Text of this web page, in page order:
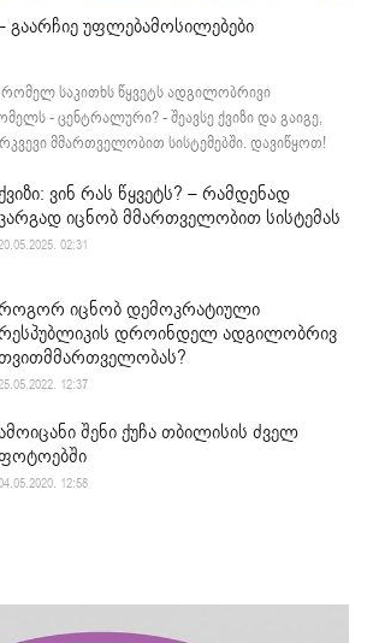
გაარჩიე უფლებამოსილებები
საკითხს წყვეტს ადგილობრივი
- ცენტრალური? - შეავსე ქვიზი და გაიგე,
მმართველობით სისტემებში. დავიწყოთ!
ვინ რას წყვეტს? – რამდენად
იცნობ მმართველობით სისტემას
02:31
იცნობ დემოკრატიული
დროინდელ ადგილობრივ
12:37
შენი ქუჩა თბილისის ძველ
12:58